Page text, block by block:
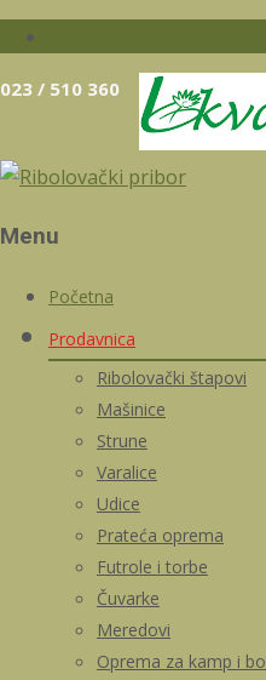
023 / 510 360
Menu
Skip
content
Početna
Prodavnica
Ribolovački štapovi
Mašinice
Strune
Varalice
Udice
Prateća oprema
Futrole i torbe
Čuvarke
Meredovi
Oprema za kamp i